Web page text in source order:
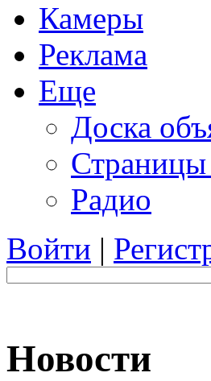
Камеры
Реклама
Еще
Доска
Страницы
Радио
Войти |
Новости